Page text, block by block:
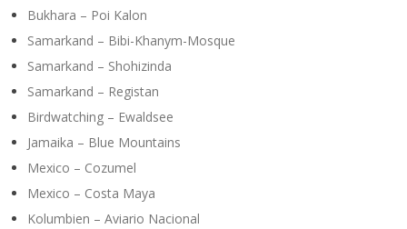
Bukhara – Poi Kalon
Samarkand – Bibi-Khanym-Mosque
Samarkand – Shohizinda
Samarkand – Registan
Birdwatching – Ewaldsee
Jamaika – Blue Mountains
Mexico – Cozumel
Mexico – Costa Maya
Kolumbien – Aviario Nacional